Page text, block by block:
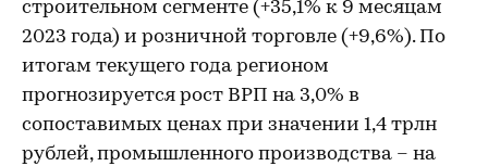
строительном сегменте (+35,1% к 9 месяцам
2023 года) и розничной торговле (+9,6%). По
итогам текущего года регионом
прогнозируется рост ВРП на 3,0% в
сопоставимых ценах при значении 1,4 трлн
рублей, промышленного производства – на